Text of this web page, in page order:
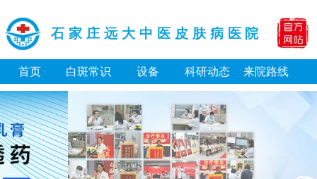
石家庄远大中医皮肤病医院
首页 白斑常识 设备 科研动态 来院路线